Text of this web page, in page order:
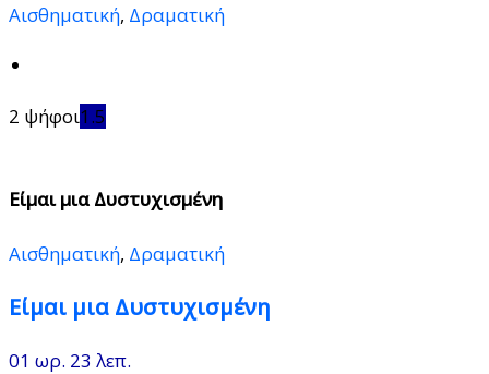
Αισθηματική, Δραματική
2 ψήφοι1.5
Είμαι μια Δυστυχισμένη
Αισθηματική, Δραματική
Είμαι μια Δυστυχισμένη
01 ωρ. 23 λεπ.